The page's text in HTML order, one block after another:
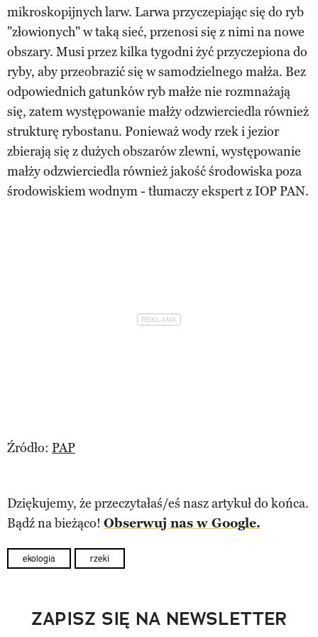
mikroskopijnych larw. Larwa przyczepiając się do ryb
"złowionych" w taką sieć, przenosi się z nimi na nowe
obszary. Musi przez kilka tygodni żyć przyczepiona do
ryby, aby przeobrazić się w samodzielnego małża. Bez
odpowiednich gatunków ryb małże nie rozmnażają
się, zatem występowanie małży odzwierciedla również
strukturę rybostanu. Ponieważ wody rzek i jezior
zbierają się z dużych obszarów zlewni, występowanie
małży odzwierciedla również jakość środowiska poza
środowiskiem wodnym - tłumaczy ekspert z IOP PAN.
Źródło: PAP
Dziękujemy, że przeczytałaś/eś nasz artykuł do końca.
Bądź na bieżąco! Obserwuj nas w Google.
ekologia rzeki
ZAPISZ SIĘ NA NEWSLETTER